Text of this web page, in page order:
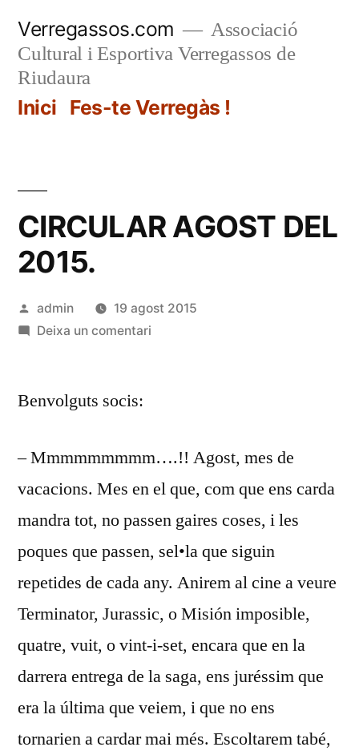
contingut
Verregassos.com
Associació
Cultural i Esportiva Verregassos de
Riudaura
Inici Fes-te Verregàs !
CIRCULAR AGOST DEL
2015.
Publicat
per
admin
19 agost 2015
Deixa un comentaria
Benvolguts socis:
– Mmmmmmmmm….!! Agost, mes de
vacacions. Mes en el que, com que ens carda
mandra tot, no passen gaires coses, i les
poques que passen, sel•la que siguin
repetides de cada any. Anirem al cine a veure
Terminator, Jurassic, o Misión imposible,
quatre, vuit, o vint-i-set, encara que en la
darrera entrega de la saga, ens juréssim que
era la última que veiem, i que no ens
tornarien a cardar mai més. Escoltarem tabé,